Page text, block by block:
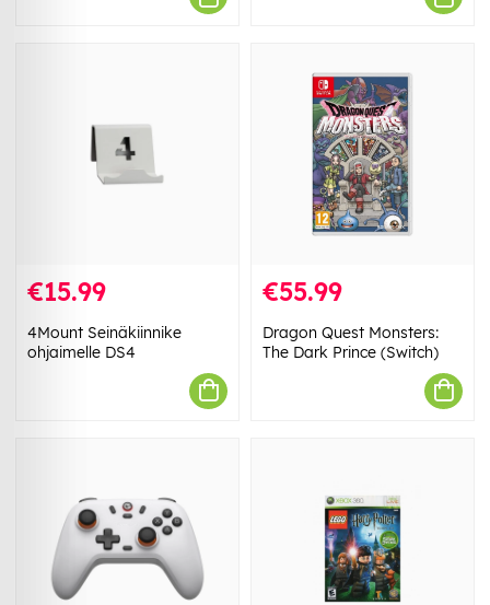
€15.99
4Mount Seinäkiinnike
ohjaimelle DS4
€55.99
Dragon Quest Monsters:
The Dark Prince (Switch)